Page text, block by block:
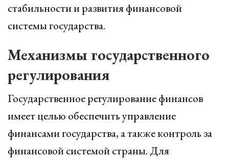
стабильности и развития финансовой
системы государства.
Механизмы государственного
регулирования
Государственное регулирование финансов
имеет целью обеспечить управление
финансами государства, а также контроль за
финансовой системой страны. Для